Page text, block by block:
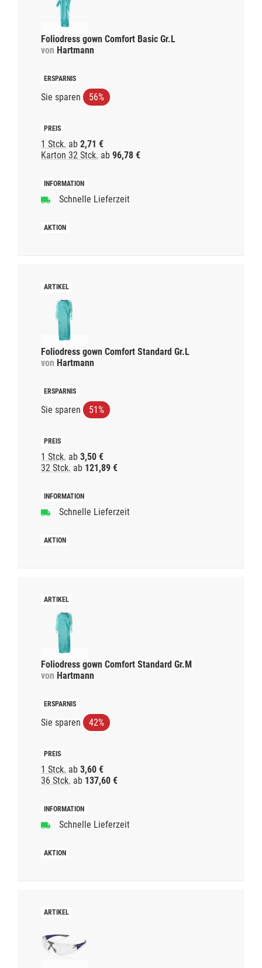
Foliodress gown Comfort Basic Gr.L
von Hartmann
Sie sparen 56%
1 Stck. ab 2,71 €
Karton 32 Stck. ab 96,78 €
Schnelle Lieferzeit
Foliodress gown Comfort Standard Gr.L
von Hartmann
Sie sparen 51%
1 Stck. ab 3,50 €
32 Stck. ab 121,89 €
Schnelle Lieferzeit
Foliodress gown Comfort Standard Gr.M
von Hartmann
Sie sparen 42%
1 Stck. ab 3,60 €
36 Stck. ab 137,60 €
Schnelle Lieferzeit